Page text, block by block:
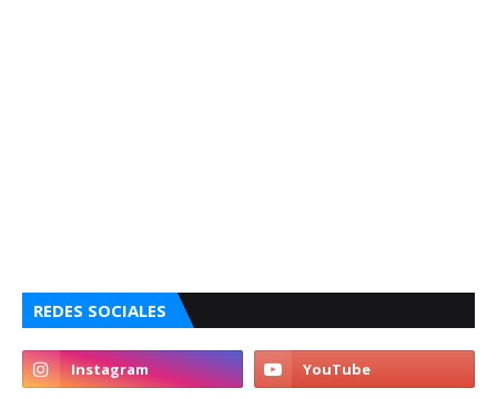
REDES SOCIALES